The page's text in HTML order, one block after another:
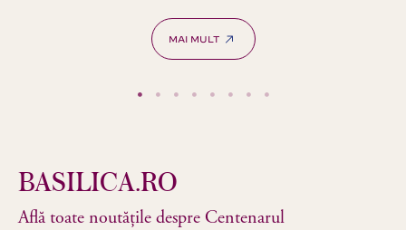
MAI MULT
BASILICA.RO
Află toate noutățile despre Centenarul